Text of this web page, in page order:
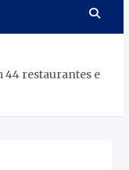
44 restaurantes e